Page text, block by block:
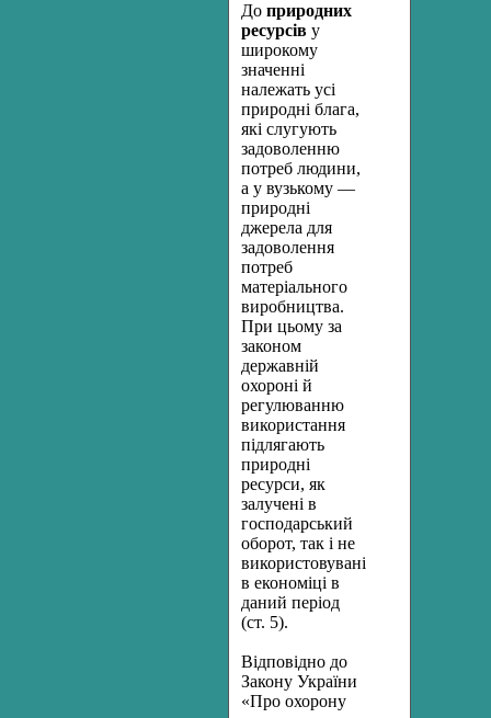
До природних
ресурсів у
широкому
значенні
належать усі
природні блага,
які слугують
задоволенню
потреб людини,
а у вузькому —
природні
джерела для
задоволення
потреб
матеріального
виробництва.
При цьому за
законом
державній
охороні й
регулюванню
використання
підлягають
природні
ресурси, як
залучені в
господарський
оборот, так і не
використовувані
в економіці в
даний період
(ст. 5).
Відповідно до
Закону України
«Про охорону